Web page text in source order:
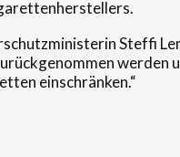
Steffi
einschränken.“